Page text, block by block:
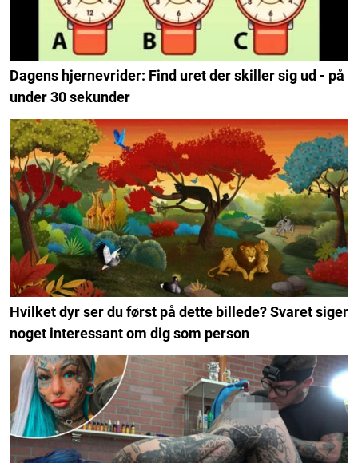
Dagens hjernevrider: Find uret der skiller sig ud - på
under 30 sekunder
Hvilket dyr ser du først på dette billede? Svaret siger
noget interessant om dig som person